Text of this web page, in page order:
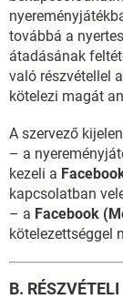
továbbá a
átadásának
való részvétellel
kötelezi magát
A szervező
– a
kezeli a
kapcsolatban
– a Facebook
kötelezettséggel
B.